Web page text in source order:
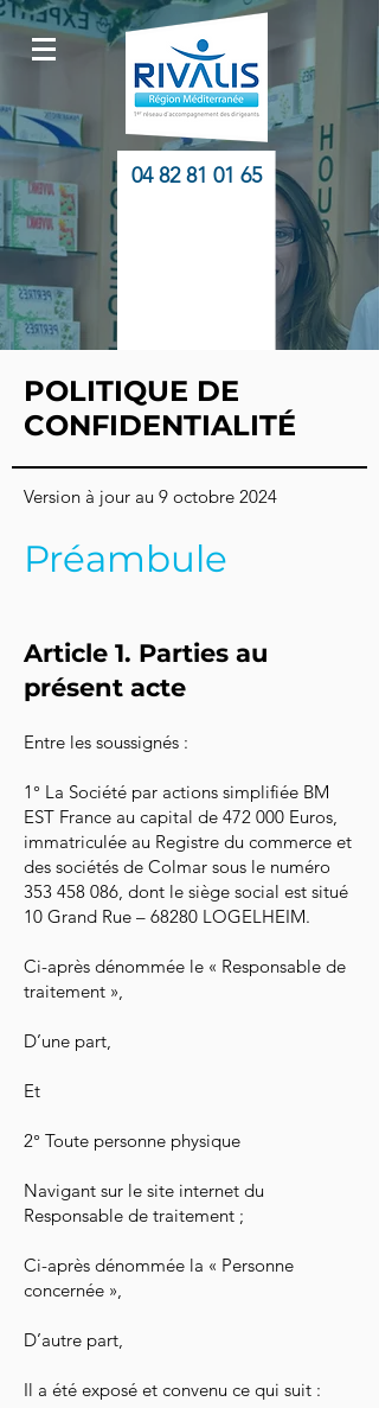
04 82 81 01 65
POLITIQUE DE
CONFIDENTIALITÉ
Version à jour au 9 octobre 2024
Préambule
Article 1. Parties au
présent acte
Entre les soussignés :
1° La Société par actions simplifiée BM
EST France au capital de 472 000 Euros,
immatriculée au Registre du commerce et
des sociétés de Colmar sous le numéro
353 458 086, dont le siège social est situé
10 Grand Rue – 68280 LOGELHEIM.
Ci-après dénommée le « Responsable de
traitement »,
D’une part,
Et
2° Toute personne physique
Navigant sur le site internet du
Responsable de traitement ;
Ci-après dénommée la « Personne
concernée »,
D’autre part,
Il a été exposé et convenu ce qui suit :